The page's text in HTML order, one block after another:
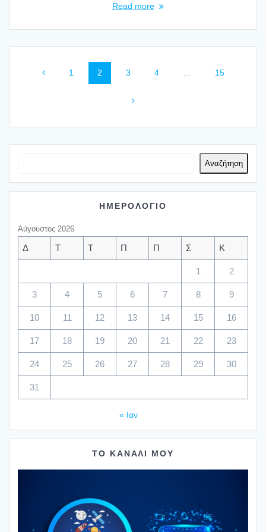
Read more
navigation
Page
1 Page
2 Page
3 Page
4 Page
15
Αναζήτηση
ΗΜΕΡΟΛΟΓΙΟ
Αύγουστος 2026
Δ Τ Τ Π Π Σ Κ
1 2
3 4 5 6 7 8 9
10 11 12 13 14 15 16
17 18 19 20 21 22 23
24 25 26 27 28 29 30
31
« Ιαν
ΤΟ ΚΑΝΑΛΙ ΜΟΥ